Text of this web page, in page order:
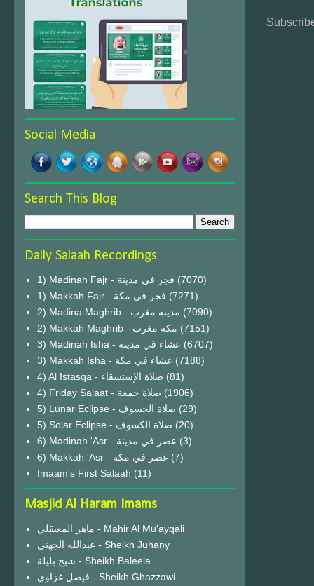
Social Media
Search This Blog
Daily Salaah Recordings
1) Madinah Fajr - فجر في مدينة (7070)
1) Makkah Fajr - فجر في مكة (7271)
2) Madina Maghrib - مدينة مغرب (7090)
2) Makkah Maghrib - مكة مغرب (7151)
3) Madinah Isha - عشاء في مدينة (6707)
3) Makkah Isha - عشاء في مكة (7188)
4) Al Istasqa - صلاة الإستسقاء (81)
4) Friday Salaat - صلاة جمعة (1906)
5) Lunar Eclipse - صلاة الخسوف (29)
(20)
6) Madinah 'Asr - عصر في مدينة (3)
6) Makkah 'Asr - عصر في مكة (7)
Imaam's First Salaah (11)
Masjid Al Haram Imams
ماهر المعيقلي - Mahir Al Mu'ayqali
عبدالله الجهني - Sheikh Juhany
شيخ بليلة - Sheikh Baleela
فيصل غزاوي - Sheikh Ghazzawi